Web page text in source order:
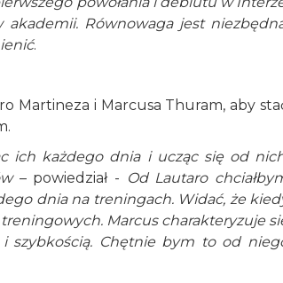
Równowaga jest
.
Martineza i Marcusa Thuram, aby
ich każdego dnia i ucząc się od
– powiedział - Od Lautaro
dnia na treningach. Widać, że
Marcus charakteryzuje
szybkością. Chętnie bym to od